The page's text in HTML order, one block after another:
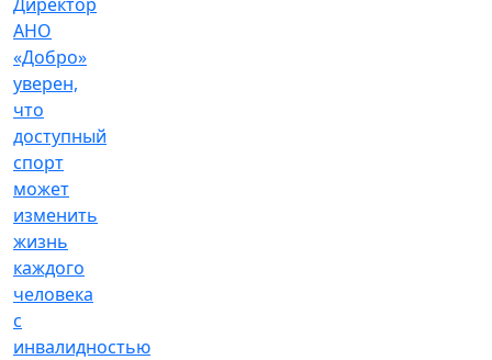
АНО
«Добро»
уверен,
что
доступный
спорт
может
изменить
жизнь
каждого
человека
с
инвалидностью